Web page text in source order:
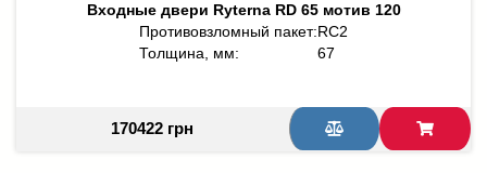
Входные двери Ryterna RD 65 мотив 120
Противовзломный пакет:RC2
Толщина, мм:
67
170422 грн